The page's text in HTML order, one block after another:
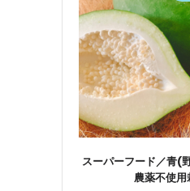
スーパーフード／青(
農薬不使用